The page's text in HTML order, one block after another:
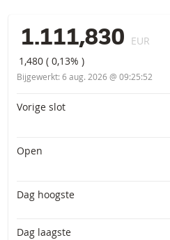
1.111,830 EUR
1,480 (0,13% )
Bijgewerkt: 6 aug. 2026 @ 09:25:52
Primaire informatie
Vorige slot
Open
Dag hoogste
Dag laagste